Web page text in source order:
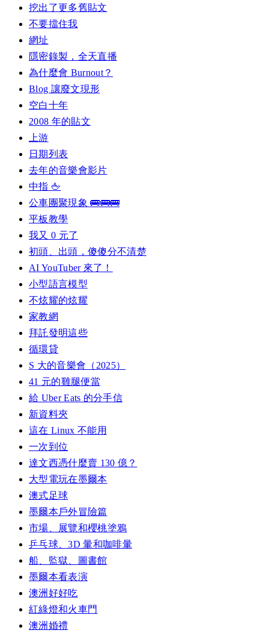
挖出了更多舊貼文
不要擋住我
網址
隱密錄製，全天直播
為什麼會 Burnout？
Blog 讓廢文現形
空白十年
2008 年的貼文
上游
日期列表
去年的音樂會影片
中指 🖕
公車團聚現象 🚌🚌🚌
平板教學
我又 0 元了
初頭、出頭，傻傻分不清楚
AI YouTuber 來了！
小型語言模型
不炫耀的炫耀
家教網
拜託發明這些
循環貸
S 大的音樂會（2025）
41 元的雞腿便當
給 Uber Eats 的分手信
新資料夾
這在 Linux 不能用
一次到位
達文西憑什麼賣 130 億？
大型電玩在墨爾本
澳式足球
墨爾本戶外冒險篇
市場、展覽和櫻桃塗鴉
乒乓球、3D 暈和咖啡暈
船、監獄、圖書館
墨爾本看表演
澳洲好好吃
紅綠燈和火車門
澳洲婚禮